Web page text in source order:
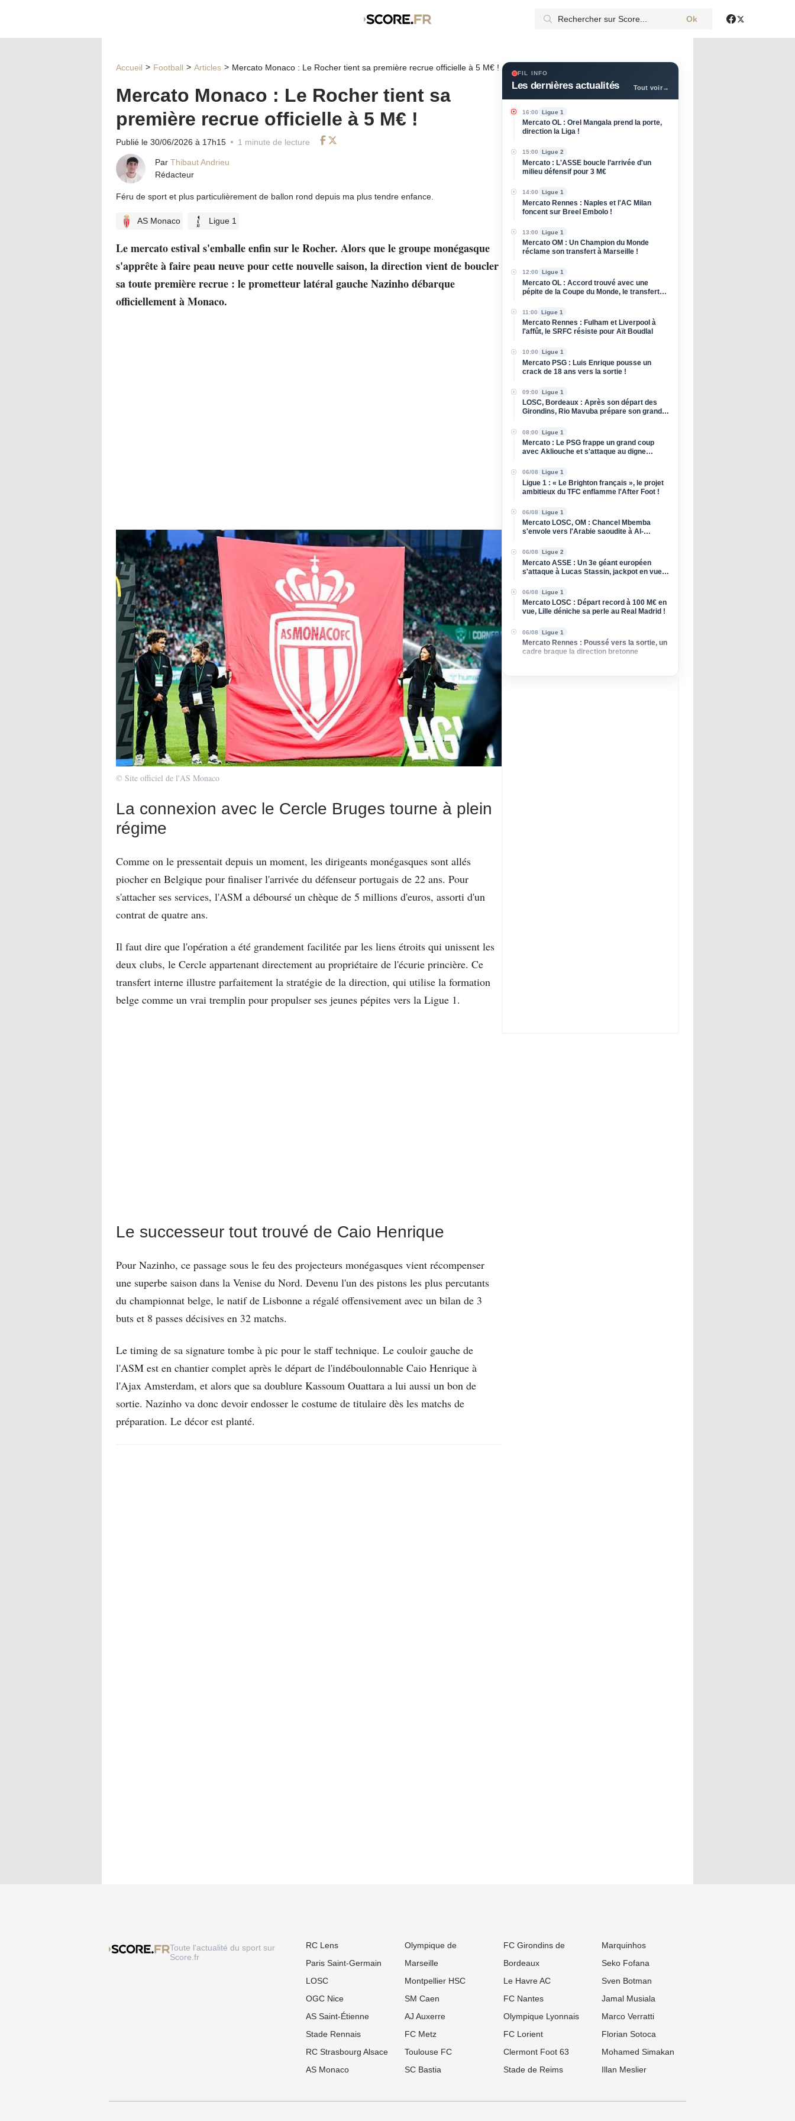
Ok
Accueil Football Articles Mercato Monaco : Le Rocher tient sa première recrue officielle à 5 M€ !
Mercato Monaco : Le Rocher tient sa
première recrue officielle à 5 M€ !
Publié le 30/06/2026 à 17h15
1 minute de lecture
Par Thibaut Andrieu
Rédacteur
Féru de sport et plus particulièrement de ballon rond depuis ma plus tendre enfance.
AS Monaco Ligue 1
Le mercato estival s'emballe enfin sur le Rocher. Alors que le groupe monégasque
s'apprête à faire peau neuve pour cette nouvelle saison, la direction vient de boucler
sa toute première recrue : le prometteur latéral gauche Nazinho débarque
officiellement à Monaco.
© Site officiel de l'AS Monaco
La connexion avec le Cercle Bruges tourne à plein
régime
Comme on le pressentait depuis un moment, les dirigeants monégasques sont allés
piocher en Belgique pour finaliser l'arrivée du défenseur portugais de 22 ans. Pour
s'attacher ses services, l'ASM a déboursé un chèque de 5 millions d'euros, assorti d'un
contrat de quatre ans.
Il faut dire que l'opération a été grandement facilitée par les liens étroits qui unissent les
deux clubs, le Cercle appartenant directement au propriétaire de l'écurie princière. Ce
transfert interne illustre parfaitement la stratégie de la direction, qui utilise la formation
belge comme un vrai tremplin pour propulser ses jeunes pépites vers la Ligue 1.
Le successeur tout trouvé de Caio Henrique
Pour Nazinho, ce passage sous le feu des projecteurs monégasques vient récompenser
une superbe saison dans la Venise du Nord. Devenu l'un des pistons les plus percutants
du championnat belge, le natif de Lisbonne a régalé offensivement avec un bilan de 3
buts et 8 passes décisives en 32 matchs.
Le timing de sa signature tombe à pic pour le staff technique. Le couloir gauche de
l'ASM est en chantier complet après le départ de l'indéboulonnable Caio Henrique à
l'Ajax Amsterdam, et alors que sa doublure Kassoum Ouattara a lui aussi un bon de
sortie. Nazinho va donc devoir endosser le costume de titulaire dès les matchs de
préparation. Le décor est planté.
FIL INFO
Les dernières actualités Tout voir→
16:00 Ligue 1
Mercato OL : Orel Mangala prend la porte,
direction la Liga !
15:00 Ligue 2
Mercato : L'ASSE boucle l’arrivée d'un
milieu défensif pour 3 M€
14:00 Ligue 1
Mercato Rennes : Naples et l'AC Milan
foncent sur Breel Embolo !
13:00 Ligue 1
Mercato OM : Un Champion du Monde
réclame son transfert à Marseille !
12:00 Ligue 1
Mercato OL : Accord trouvé avec une
pépite de la Coupe du Monde, le transfert
11:00 Ligue 1
Mercato Rennes : Fulham et Liverpool à
l'affût, le SRFC résiste pour Aït Boudlal
10:00 Ligue 1
Mercato PSG : Luis Enrique pousse un
crack de 18 ans vers la sortie !
09:00 Ligue 1
LOSC, Bordeaux : Après son départ des
Girondins, Rio Mavuba prépare son grand
08:00 Ligue 1
Mercato : Le PSG frappe un grand coup
avec Akliouche et s'attaque au digne
06/08 Ligue 1
Ligue 1 : « Le Brighton français », le projet
ambitieux du TFC enflamme l'After Foot !
06/08 Ligue 1
Mercato LOSC, OM : Chancel Mbemba
s'envole vers l'Arabie saoudite à Al-
06/08 Ligue 2
Mercato ASSE : Un 3e géant européen
s'attaque à Lucas Stassin, jackpot en vue
06/08 Ligue 1
Mercato LOSC : Départ record à 100 M€ en
vue, Lille déniche sa perle au Real Madrid !
06/08 Ligue 1
Mercato Rennes : Poussé vers la sortie, un
cadre braque la direction bretonne
Toute l'actualité du sport sur
Score.fr
RC Lens
Paris Saint-Germain
LOSC
OGC Nice
AS Saint-Étienne
Stade Rennais
RC Strasbourg Alsace
AS Monaco
Olympique de
Marseille
Montpellier HSC
SM Caen
AJ Auxerre
FC Metz
Toulouse FC
SC Bastia
FC Girondins de
Bordeaux
Le Havre AC
FC Nantes
Olympique Lyonnais
FC Lorient
Clermont Foot 63
Stade de Reims
Marquinhos
Seko Fofana
Sven Botman
Jamal Musiala
Marco Verratti
Florian Sotoca
Mohamed Simakan
Illan Meslier